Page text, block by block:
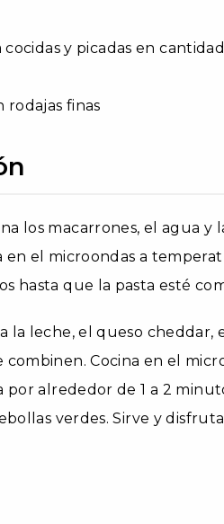
y picadas en
rodajas finas
los macarrones, el agua
en el microondas a
hasta que la pasta esté
la leche, el queso cheddar,
combinen. Cocina en el
por alrededor de 1 a 2
verdes. Sirve y